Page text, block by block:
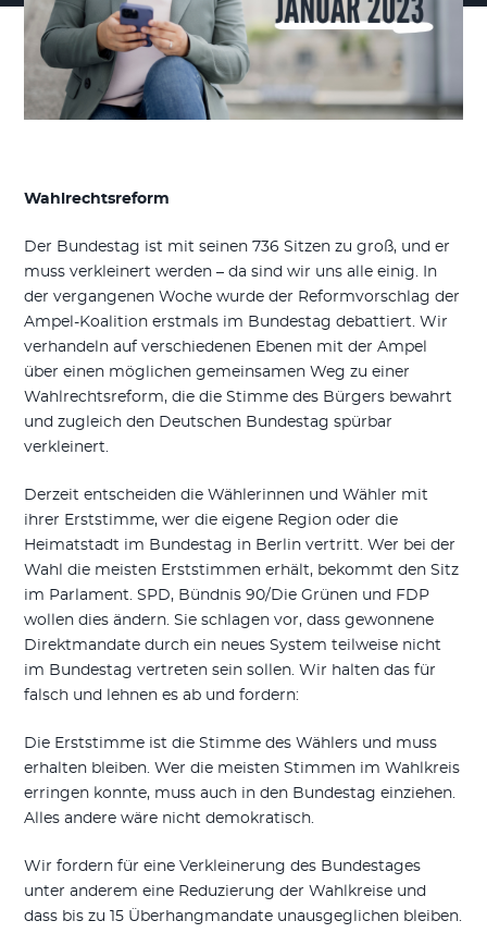
Wahlrechtsreform
Der Bundestag ist mit seinen 736 Sitzen zu groß, und er
muss verkleinert werden – da sind wir uns alle einig. In
der vergangenen Woche wurde der Reformvorschlag der
Ampel-Koalition erstmals im Bundestag debattiert. Wir
verhandeln auf verschiedenen Ebenen mit der Ampel
über einen möglichen gemeinsamen Weg zu einer
Wahlrechtsreform, die die Stimme des Bürgers bewahrt
und zugleich den Deutschen Bundestag spürbar
verkleinert.
Derzeit entscheiden die Wählerinnen und Wähler mit
ihrer Erststimme, wer die eigene Region oder die
Heimatstadt im Bundestag in Berlin vertritt. Wer bei der
Wahl die meisten Erststimmen erhält, bekommt den Sitz
im Parlament. SPD, Bündnis 90/Die Grünen und FDP
wollen dies ändern. Sie schlagen vor, dass gewonnene
Direktmandate durch ein neues System teilweise nicht
im Bundestag vertreten sein sollen. Wir halten das für
falsch und lehnen es ab und fordern:
Die Erststimme ist die Stimme des Wählers und muss
erhalten bleiben. Wer die meisten Stimmen im Wahlkreis
erringen konnte, muss auch in den Bundestag einziehen.
Alles andere wäre nicht demokratisch.
Wir fordern für eine Verkleinerung des Bundestages
unter anderem eine Reduzierung der Wahlkreise und
dass bis zu 15 Überhangmandate unausgeglichen bleiben.